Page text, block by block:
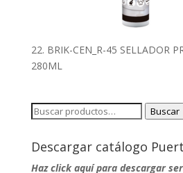
22. BRIK-CEN_R-45 SELLADOR
280ML
Buscar
Buscar
Descargar catálogo
Haz click aquí para descargar